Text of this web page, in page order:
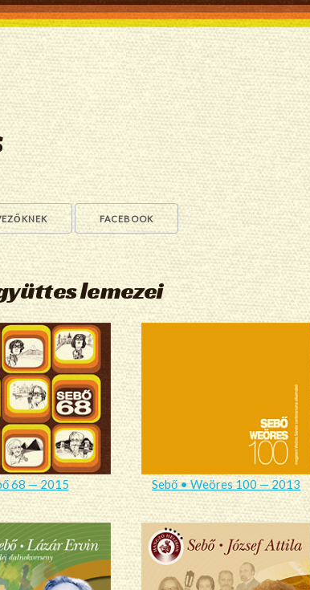
FACEBOOK
lemezei
68 — 2015 Sebő • Weöres 100 — 2013